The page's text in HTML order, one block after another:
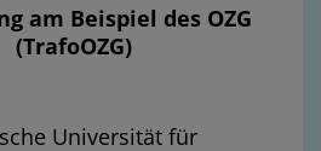
am Beispiel des OZG
(TrafoOZG)
Universität für